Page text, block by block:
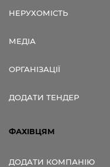
НЕРУХОМІСТЬ
МЕДІА
ОРГАНІЗАЦІЇ
ДОДАТИ ТЕНДЕР
ФАХІВЦЯМ
ДОДАТИ КОМПАНІЮ